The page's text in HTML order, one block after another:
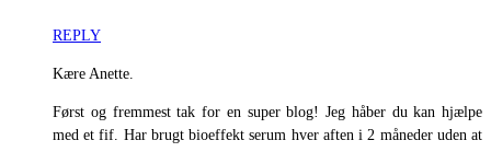
REPLY
Kære Anette.
Først og fremmest tak for en super blog! Jeg håber du kan hjælpe
med et fif. Har brugt bioeffekt serum hver aften i 2 måneder uden at